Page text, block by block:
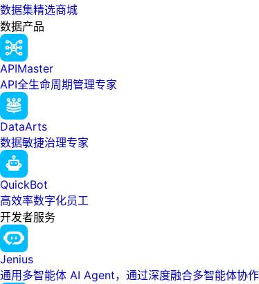
数据集精选商城
数据产品
APIMaster
API全生命周期管理专家
DataArts
数据敏捷治理专家
QuickBot
高效率数字化员工
开发者服务
Jenius
通用多智能体 AI Agent，通过深度融合多智能体协